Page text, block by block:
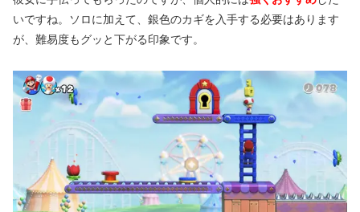
いですね。ソロに加えて、銀色のカギを入手する必要はあります
が、難易度もグッと下がる印象です。